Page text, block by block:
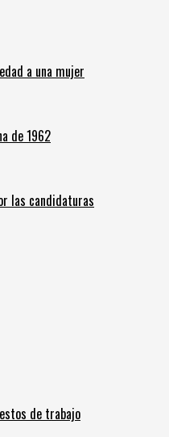
a una mujer
de 1962
las candidaturas
de trabajo